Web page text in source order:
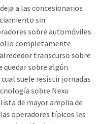
a las concesionarios
sin
sobre automóviles
completamente
transcurso sobre
quedar sobre algún
suele resistir jornadas
sobre Nexu
de mayor amplia de
operadores tí­picos les